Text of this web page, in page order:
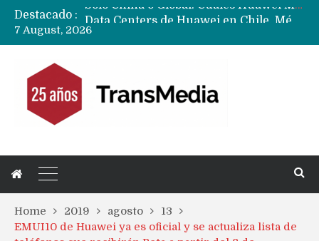
Destacado :
7 August, 2026
Home 2019 agosto
13
EMUI10 de Huawei ya es oficial y se actualiza lista de